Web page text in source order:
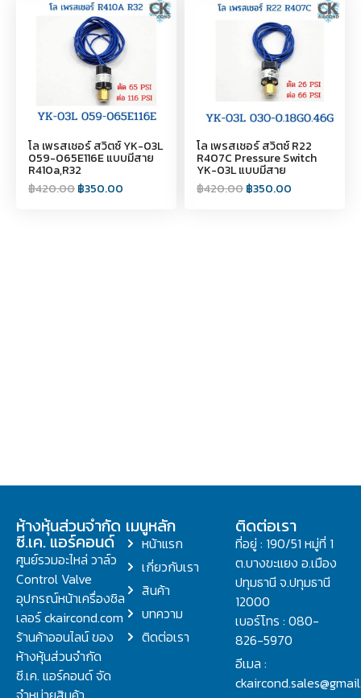
โล เพรสเชอร์ สวิตซ์ YK-03L
059-065E116E แบบมีสาย
R410a,R32
฿420.00฿350.00
โล เพรสเชอร์ สวิตซ์ R22
R407C Pressure Switch
YK-03L แบบมีสาย
฿420.00฿350.00
ห้างหุ้นส่วนจำกัด
ซี.เค. แอร์คอนด์
ศูนย์รวมอะไหล่ วาล์ว
Control Valve
อุปกรณ์หน้าเครื่องชิล
เลอร์ ckaircond.com
ร้านค้าออนไลน์ ของ
ห้างหุ้นส่วนจำกัด
ซี.เค. แอร์คอนด์ จัด
เมนูหลัก
หน้าแรก
เกี่ยวกับเรา
สินค้า
บทความ
ติดต่อเรา
ติดต่อเรา
ที่อยู่ : 190/51 หมู่ที่ 1
ต.บางขะแยง อ.เมือง
ปทุมธานี จ.ปทุมธานี
12000
เบอร์โทร : 080-
826-5970
อีเมล :